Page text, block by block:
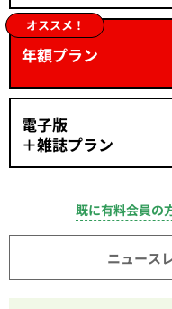
オススメ！
年額プラン
電子版
＋雑誌プラン
既に有料会員の
ニュース